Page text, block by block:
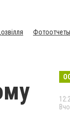
Фотоотчеты